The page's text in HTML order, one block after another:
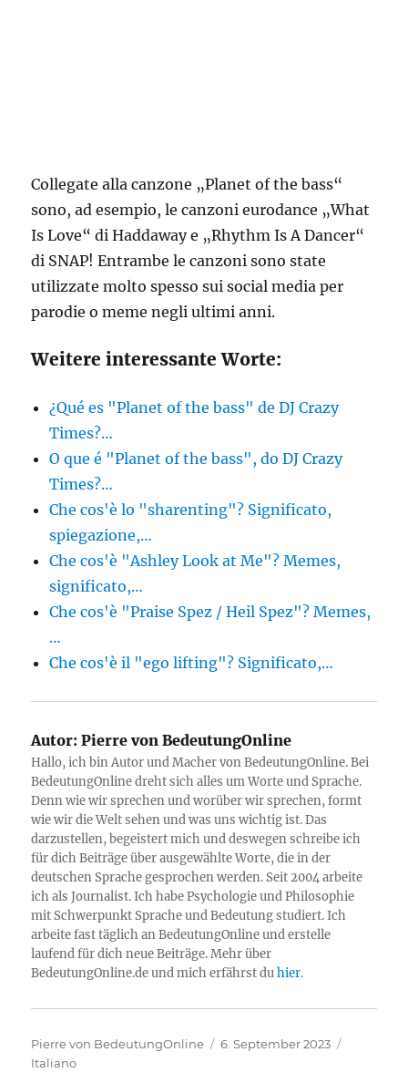
Collegate alla canzone „Planet of the bass“
sono, ad esempio, le canzoni eurodance „What
Is Love“ di Haddaway e „Rhythm Is A Dancer“
di SNAP! Entrambe le canzoni sono state
utilizzate molto spesso sui social media per
parodie o meme negli ultimi anni.
Weitere interessante Worte:
¿Qué es "Planet of the bass" de DJ Crazy
Times?…
O que é "Planet of the bass", do DJ Crazy
Times?…
Che cos'è lo "sharenting"? Significato,
spiegazione,…
Che cos'è "Ashley Look at Me"? Memes,
significato,…
Che cos'è "Praise Spez / Heil Spez"? Memes,
…
Che cos'è il "ego lifting"? Significato,…
Autor: Pierre von BedeutungOnline
Hallo, ich bin Autor und Macher von BedeutungOnline. Bei
BedeutungOnline dreht sich alles um Worte und Sprache.
Denn wie wir sprechen und worüber wir sprechen, formt
wie wir die Welt sehen und was uns wichtig ist. Das
darzustellen, begeistert mich und deswegen schreibe ich
für dich Beiträge über ausgewählte Worte, die in der
deutschen Sprache gesprochen werden. Seit 2004 arbeite
ich als Journalist. Ich habe Psychologie und Philosophie
mit Schwerpunkt Sprache und Bedeutung studiert. Ich
arbeite fast täglich an BedeutungOnline und erstelle
laufend für dich neue Beiträge. Mehr über
BedeutungOnline.de und mich erfährst duhier.
Autor
Pierre von BedeutungOnline
Veröffentlicht
6. September 2023
Italiano